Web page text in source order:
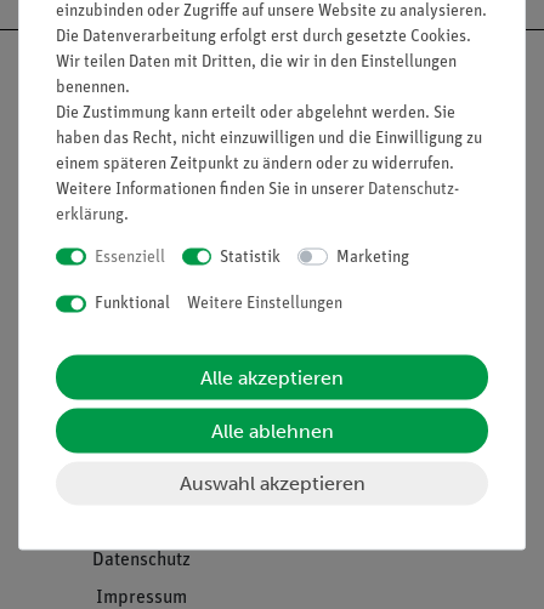
Nach oben
Informationen
Projekte und Lösungen
Presse
Datenschutz
Impressum
Service
Beratung & Showroom
Inventarisierungs- &
Inbetriebnahme & Schulungen
einzubinden oder Zugriffe auf unsere Website zu analysieren.
Die Datenverarbeitung erfolgt erst durch gesetzte Cookies.
Wir teilen Daten mit Dritten, die wir in den Einstellungen
benennen.
Die Zustimmung kann erteilt oder abgelehnt werden. Sie
haben das Recht, nicht einzuwilligen und die Einwilligung zu
einem späteren Zeitpunkt zu ändern oder zu widerrufen.
Weitere Informationen finden Sie in unserer Daten­schutz­
erklärung.
Essenziell Statistik Marketing
Funktional Weitere Einstellungen
Alle akzeptieren
Alle ablehnen
Auswahl akzeptieren